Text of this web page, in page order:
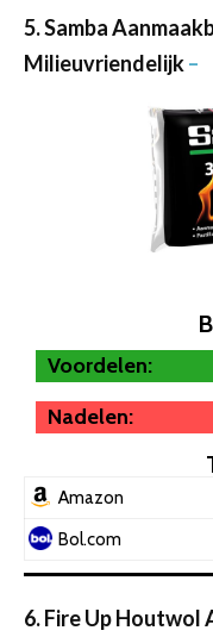
5. Samba
Milieuvriendelijk–
Voordelen:
Nadelen:
Amazon
Bol.com
6. Fire Up